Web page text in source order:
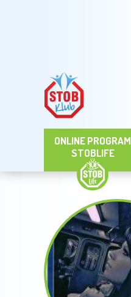
ONLINE PROGRAM
STOBLIFE